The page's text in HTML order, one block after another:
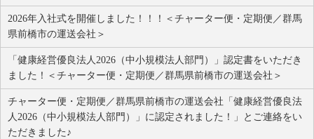
2026年入社式を開催しました！！！＜チャーター便・定期便／群馬
県前橋市の運送会社＞
「健康経営優良法人2026（中小規模法人部門）」認定書をいただき
ました！＜チャーター便・定期便／群馬県前橋市の運送会社＞
チャーター便・定期便／群馬県前橋市の運送会社「健康経営優良法
人2026（中小規模法人部門）」に認定されました！」とご連絡をい
ただきました♪